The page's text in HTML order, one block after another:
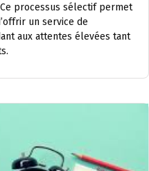
processus sélectif permet
un service de
aux attentes élevées tant